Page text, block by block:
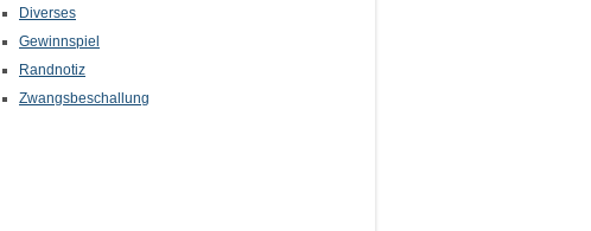
Diverses
Gewinnspiel
Randnotiz
Zwangsbeschallung